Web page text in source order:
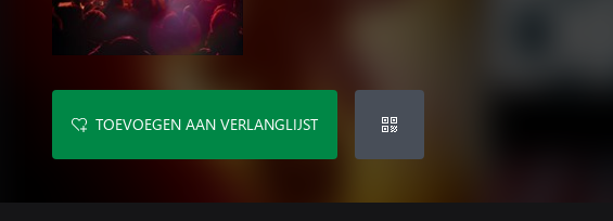
TOEVOEGEN AAN VERLANGLIJST